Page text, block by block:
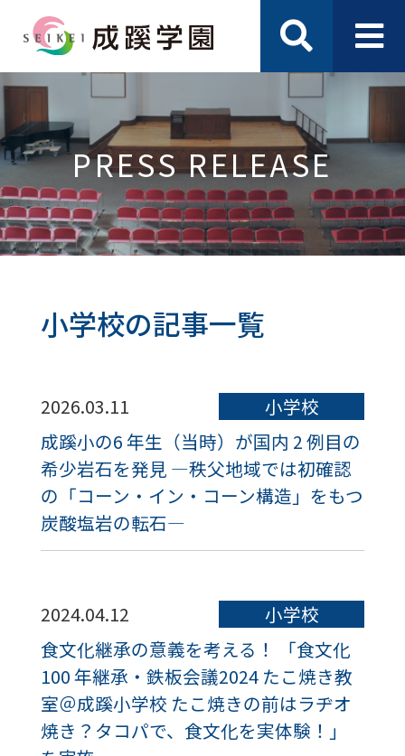
PRESS RELEASE
小学校の記事一覧
2026.03.11
小学校
成蹊小の6 年生（当時）が国内 2 例目の
希少岩石を発見 ―秩父地域では初確認
の「コーン・イン・コーン構造」をもつ
炭酸塩岩の転石―
2024.04.12
小学校
食文化継承の意義を考える！ 「食文化
100 年継承・鉄板会議2024 たこ焼き教
室＠成蹊小学校 たこ焼きの前はラヂオ
焼き？タコパで、食文化を実体験！」